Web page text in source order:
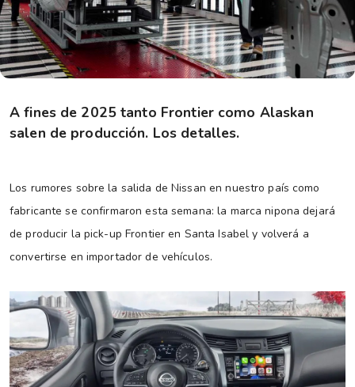
A fines de 2025 tanto Frontier como Alaskan
salen de producción. Los detalles.
Los rumores sobre la salida de Nissan en nuestro país como
fabricante se confirmaron esta semana: la marca nipona dejará
de producir la pick-up Frontier en Santa Isabel y volverá a
convertirse en importador de vehículos.